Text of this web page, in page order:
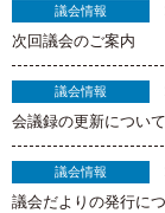
議会情報
次回議会のご案内
議会情報
会議録の更新について
議会情報
議会だよりの発行に